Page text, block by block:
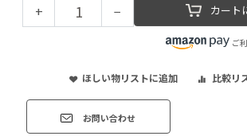
+ − カート
ご
ほしい物リストに追加 比較リ
お問い合わせ